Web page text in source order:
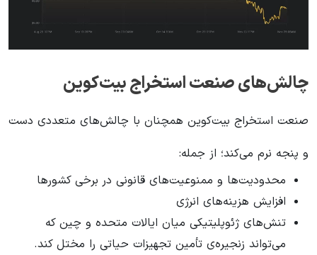
چالش‌های صنعت استخراج بیت‌کوین
صنعت استخراج بیت‌کوین همچنان با چالش‌های متعددی دست
و پنجه نرم می‌کند؛ از جمله:
محدودیت‌ها و ممنوعیت‌های قانونی در برخی کشورها
افزایش هزینه‌های انرژی
تنش‌های ژئوپلیتیکی میان ایالات متحده و چین که
می‌تواند زنجیره‌ی تأمین تجهیزات حیاتی را مختل کند.